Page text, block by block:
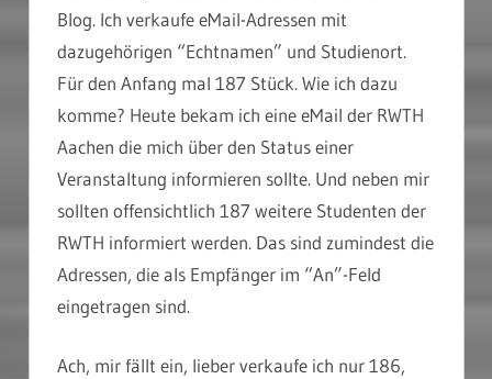
Blog. Ich verkaufe eMail-Adressen mit
dazugehörigen “Echtnamen” und Studienort.
Für den Anfang mal 187 Stück. Wie ich dazu
komme? Heute bekam ich eine eMail der RWTH
Aachen die mich über den Status einer
Veranstaltung informieren sollte. Und neben mir
sollten offensichtlich 187 weitere Studenten der
RWTH informiert werden. Das sind zumindest die
Adressen, die als Empfänger im “An”-Feld
eingetragen sind.
Ach, mir fällt ein, lieber verkaufe ich nur 186,